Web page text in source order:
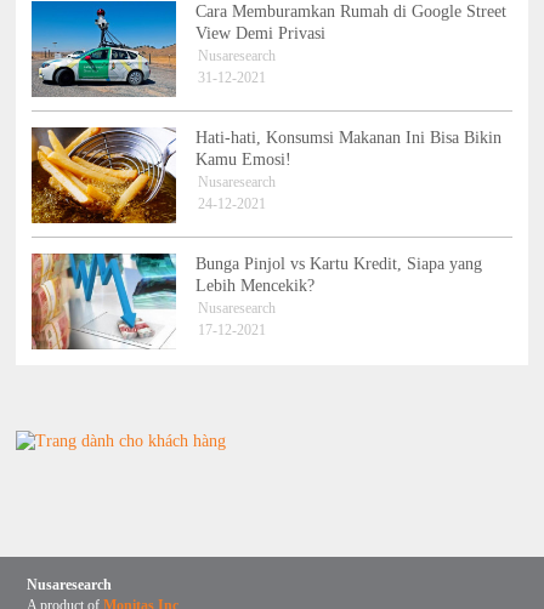
Cara Memburamkan Rumah di Google Street
View Demi Privasi
Nusaresearch
31-12-2021
Hati-hati, Konsumsi Makanan Ini Bisa Bikin
Kamu Emosi!
Nusaresearch
24-12-2021
Bunga Pinjol vs Kartu Kredit, Siapa yang
Lebih Mencekik?
Nusaresearch
17-12-2021
Nusaresearch
A product ofMonitas Inc